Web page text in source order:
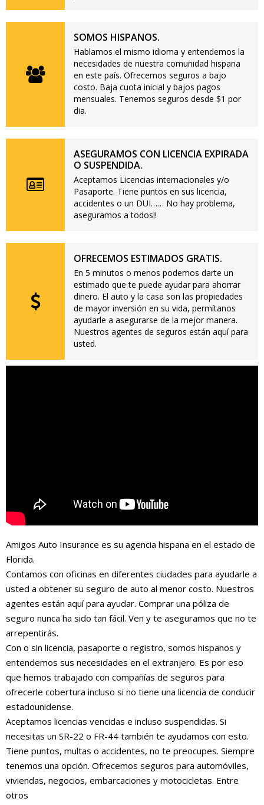
SOMOS HISPANOS.
Hablamos el mismo idioma y entendemos la
necesidades de nuestra comunidad hispana
en este país. Ofrecemos seguros a bajo
costo. Baja cuota inicial y bajos pagos
mensuales. Tenemos seguros desde $1 por
dia.
ASEGURAMOS CON LICENCIA EXPIRADA
O SUSPENDIDA.
Aceptamos Licencias internacionales y/o
Pasaporte. Tiene puntos en sus licencia,
accidentes o un DUI…… No hay problema,
aseguramos a todos!!
OFRECEMOS ESTIMADOS GRATIS.
En 5 minutos o menos podemos darte un
estimado que te puede ayudar para ahorrar
dinero. El auto y la casa son las propiedades
de mayor inversión en su vida, permítanos
ayudarle a asegurarse de la mejor manera.
Nuestros agentes de seguros están aquí para
usted.
Amigos Auto Insurance es su agencia hispana en el estado de
Florida.
Contamos con oficinas en diferentes ciudades para ayudarle a
usted a obtener su seguro de auto al menor costo. Nuestros
agentes están aquí para ayudar. Comprar una póliza de
seguro nunca ha sido tan fácil. Ven y te aseguramos que no te
arrepentirás.
Con o sin licencia, pasaporte o registro, somos hispanos y
entendemos sus necesidades en el extranjero. Es por eso
que hemos trabajado con compañías de seguros para
ofrecerle cobertura incluso si no tiene una licencia de conducir
estadounidense.
Aceptamos licencias vencidas e incluso suspendidas. Si
necesitas un SR-22 o FR-44 también te ayudamos con esto.
Tiene puntos, multas o accidentes, no te preocupes. Siempre
tenemos una opción. Ofrecemos seguros para automóviles,
viviendas, negocios, embarcaciones y motocicletas. Entre
otros